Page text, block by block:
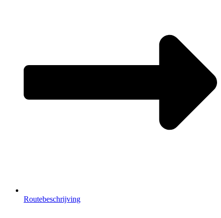
Routebeschrijving